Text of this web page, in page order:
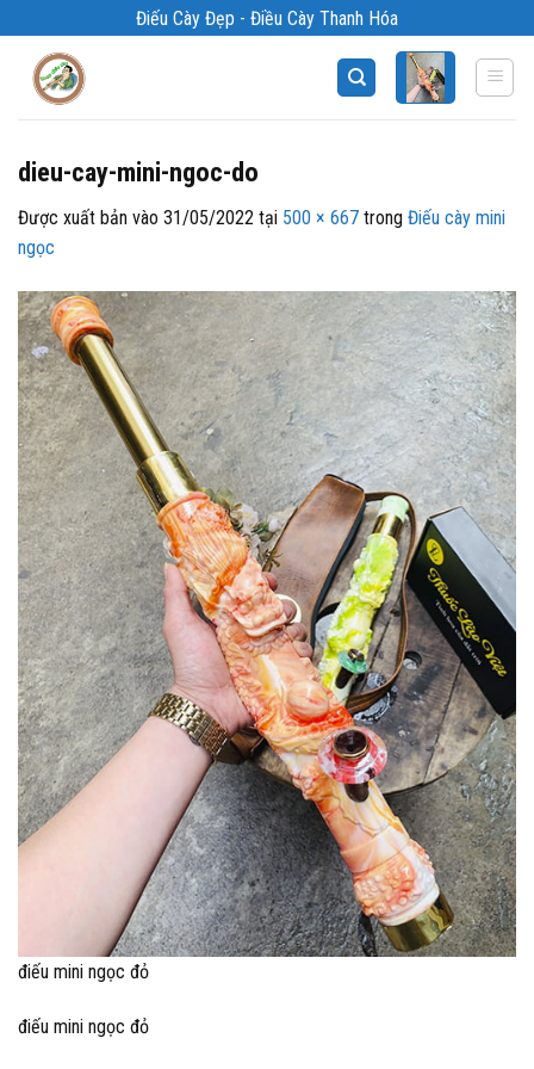
qua
Điếu Cày Đẹp - Điều Cày Thanh Hóa
dieu-cay-mini-ngoc-do
Được xuất bản vào 31/05/2022 tại 500 × 667 trong Điếu cày mini
ngọc
điếu mini ngọc đỏ
điếu mini ngọc đỏ